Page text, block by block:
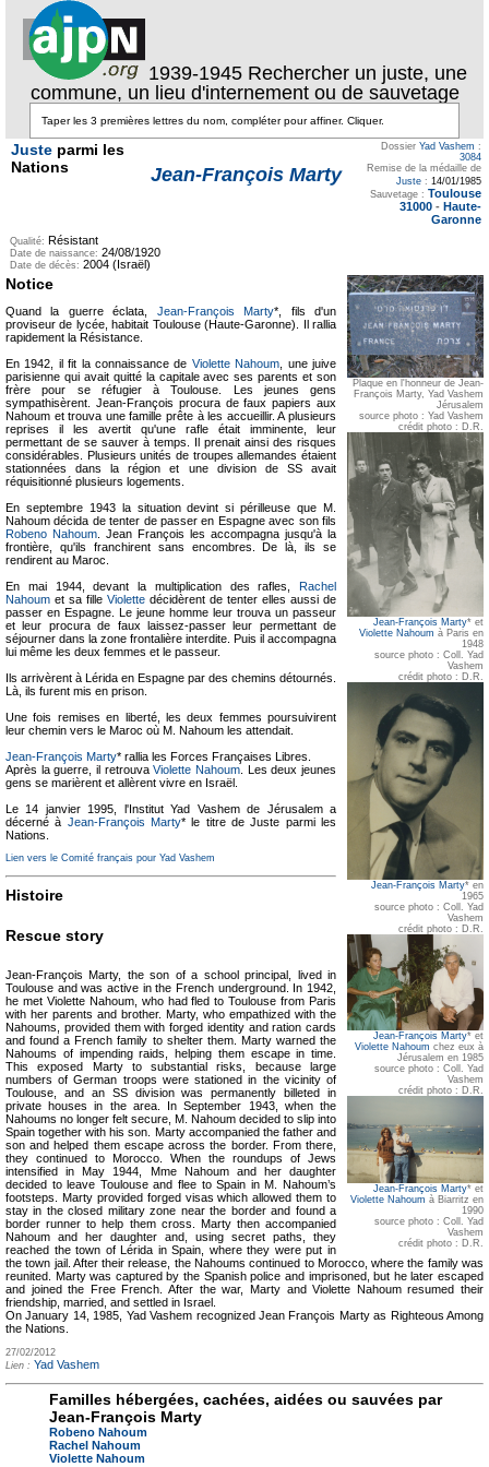
1939-1945 Rechercher un juste, une
commune, un lieu d'internement ou de sauvetage
Juste parmi les
Nations
Jean-François Marty
Dossier Yad Vashem :
3084
Remise de la médaille de
Juste : 14/01/1985
Sauvetage : Toulouse
31000 - Haute-
Garonne
Qualité: Résistant
Date de naissance: 24/08/1920
Date de décès: 2004 (Israël)
Plaque en l'honneur de Jean-
François Marty, Yad Vashem
Jérusalem
source photo : Yad Vashem
crédit photo : D.R.
Jean-François Marty* et
Violette Nahoum à Paris en
1948
source photo : Coll. Yad
Vashem
crédit photo : D.R.
Jean-François Marty* en
1965
source photo : Coll. Yad
Vashem
crédit photo : D.R.
Jean-François Marty* et
Violette Nahoum chez eux à
Jérusalem en 1985
source photo : Coll. Yad
Vashem
crédit photo : D.R.
Jean-François Marty* et
Violette Nahoum à Biarritz en
1990
source photo : Coll. Yad
Vashem
crédit photo : D.R.
Notice
Quand la guerre éclata, Jean-François Marty*, fils d'un
proviseur de lycée, habitait Toulouse (Haute-Garonne). Il rallia
rapidement la Résistance.
En 1942, il fit la connaissance de Violette Nahoum , une juive
parisienne qui avait quitté la capitale avec ses parents et son
frère pour se réfugier à Toulouse. Les jeunes gens
sympathisèrent. Jean-François procura de faux papiers aux
Nahoum et trouva une famille prête à les accueillir. A plusieurs
reprises il les avertit qu'une rafle était imminente, leur
permettant de se sauver à temps. Il prenait ainsi des risques
considérables. Plusieurs unités de troupes allemandes étaient
stationnées dans la région et une division de SS avait
réquisitionné plusieurs logements.
En septembre 1943 la situation devint si périlleuse que M.
Nahoum décida de tenter de passer en Espagne avec son fils
Robeno Nahoum . Jean François les accompagna jusqu'à la
frontière, qu'ils franchirent sans encombres. De là, ils se
rendirent au Maroc.
En mai 1944, devant la multiplication des rafles, Rachel
Nahoum et sa fille Violette décidèrent de tenter elles aussi de
passer en Espagne. Le jeune homme leur trouva un passeur
et leur procura de faux laissez-passer leur permettant de
séjourner dans la zone frontalière interdite. Puis il accompagna
lui même les deux femmes et le passeur.
Ils arrivèrent à Lérida en Espagne par des chemins détournés.
Là, ils furent mis en prison.
Une fois remises en liberté, les deux femmes poursuivirent
leur chemin vers le Maroc où M. Nahoum les attendait.
Jean-François Marty* rallia les Forces Françaises Libres.
Après la guerre, il retrouvaViolette Nahoum . Les deux jeunes
gens se marièrent et allèrent vivre en Israël.
Le 14 janvier 1995, l'Institut Yad Vashem de Jérusalem a
décerné à Jean-François Marty* le titre de Juste parmi les
Nations.
Lien vers le Comité français pour Yad Vashem
Histoire
Rescue story
Jean-François Marty, the son of a school principal, lived in
Toulouse and was active in the French underground. In 1942,
he met Violette Nahoum, who had fled to Toulouse from Paris
with her parents and brother. Marty, who empathized with the
Nahoums, provided them with forged identity and ration cards
and found a French family to shelter them. Marty warned the
Nahoums of impending raids, helping them escape in time.
This exposed Marty to substantial risks, because large
numbers of German troops were stationed in the vicinity of
Toulouse, and an SS division was permanently billeted in
private houses in the area. In September 1943, when the
Nahoums no longer felt secure, M. Nahoum decided to slip into
Spain together with his son. Marty accompanied the father and
son and helped them escape across the border. From there,
they continued to Morocco. When the roundups of Jews
intensified in May 1944, Mme Nahoum and her daughter
decided to leave Toulouse and flee to Spain in M. Nahoum’s
footsteps. Marty provided forged visas which allowed them to
stay in the closed military zone near the border and found a
border runner to help them cross. Marty then accompanied
Nahoum and her daughter and, using secret paths, they
reached the town of Lérida in Spain, where they were put in
the town jail. After their release, the Nahoums continued to Morocco, where the family was
reunited. Marty was captured by the Spanish police and imprisoned, but he later escaped
and joined the Free French. After the war, Marty and Violette Nahoum resumed their
friendship, married, and settled in Israel.
On January 14, 1985, Yad Vashem recognized Jean François Marty as Righteous Among
the Nations.
27/02/2012
Lien : Yad Vashem
Familles hébergées, cachées, aidées ou sauvées par
Jean-François Marty
Robeno Nahoum
Rachel Nahoum
Violette Nahoum